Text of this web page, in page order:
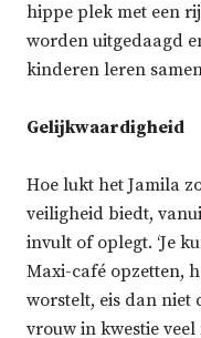
hippe plek met een
worden uitgedaagd
kinderen leren
Gelijkwaardigheid
Hoe lukt het Jamila
veiligheid biedt,
invult of oplegt. ‘Je
Maxi-café opzetten,
worstelt, eis dan niet
vrouw in kwestie